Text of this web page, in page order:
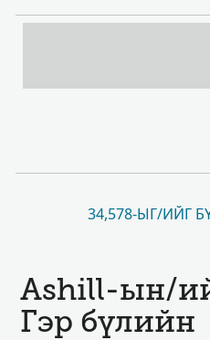
Нэмэх
34,578-ЫГ/ИЙГ
Ashill-ын/
Гэр бүлийн